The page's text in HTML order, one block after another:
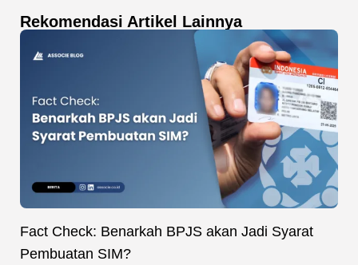
Rekomendasi Artikel Lainnya
Fact Check: Benarkah BPJS akan Jadi Syarat
Pembuatan SIM?